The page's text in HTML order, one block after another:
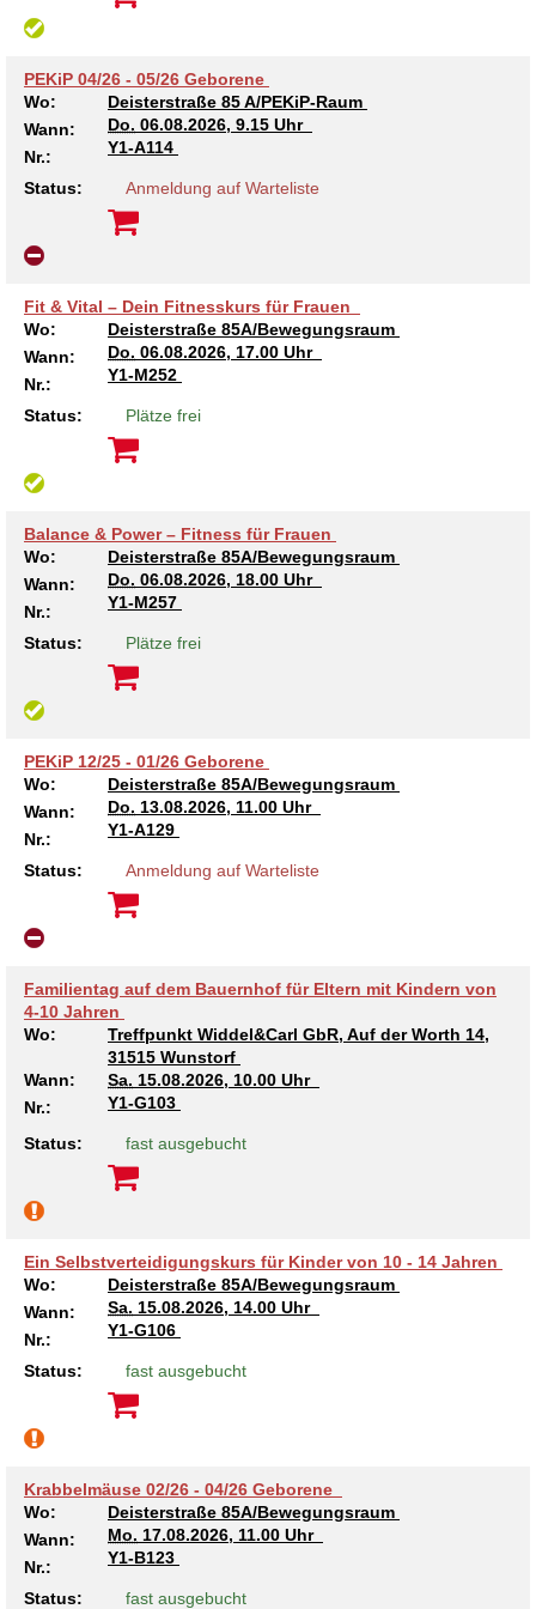
Kindertagesstätte Sylter Weg
Kindertagesstätte Tresckowstraße
Kindertagesstätte Voltmerstraße
Kindertagesstätte Mühenkamp / Familienzentrum
Kindertagesstätte Petermannstraße /
Kindertagesstätte Pfarrlandplatz
Kindertagesstätte Rosenbergstraße
Kindertagesstätte Schweriner Straße /
Kindertagesstätte Sylter Weg
Kindertagesstätte Tresckowstraße
Kindertagesstätte Voltmerstraße
PEKiP 04/26 - 05/26 Geborene
Wo:
Deisterstraße 85 A/PEKiP-Raum
Wann:
Do. 06.08.2026, 9.15 Uhr
Nr.:
Y1-A114
Status: Anmeldung auf Warteliste
Fit & Vital – Dein Fitnesskurs für Frauen
Wo:
Deisterstraße 85A/Bewegungsraum
Wann:
Do. 06.08.2026, 17.00 Uhr
Nr.:
Y1-M252
Status: Plätze frei
Balance & Power – Fitness für Frauen
Wo:
Deisterstraße 85A/Bewegungsraum
Wann:
Do. 06.08.2026, 18.00 Uhr
Nr.:
Y1-M257
Status: Plätze frei
PEKiP 12/25 - 01/26 Geborene
Wo:
Deisterstraße 85A/Bewegungsraum
Wann:
Do. 13.08.2026, 11.00 Uhr
Nr.:
Y1-A129
Status: Anmeldung auf Warteliste
Familientag auf dem Bauernhof für Eltern mit Kindern von
4-10 Jahren
Wo:
Treffpunkt Widdel&Carl GbR, Auf der Worth 14,
31515 Wunstorf
Wann:
Sa. 15.08.2026, 10.00 Uhr
Nr.:
Y1-G103
Status: fast ausgebucht
Ein Selbstverteidigungskurs für Kinder von 10 - 14 Jahren
Wo:
Deisterstraße 85A/Bewegungsraum
Wann:
Sa. 15.08.2026, 14.00 Uhr
Nr.:
Y1-G106
Status: fast ausgebucht
Krabbelmäuse 02/26 - 04/26 Geborene
Wo:
Deisterstraße 85A/Bewegungsraum
Wann:
Mo. 17.08.2026, 11.00 Uhr
Nr.:
Y1-B123
Status: fast ausgebucht